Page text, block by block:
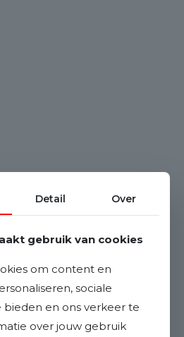
Detail Over
gebruik van cookies
om content en
sociale
en ons verkeer te
over jouw gebruik